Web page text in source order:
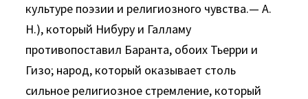
культуре поэзии и религиозного чувства.— А.
Н.), который Нибуру и Галламу
противопоставил Баранта, обоих Тьерри и
Гизо; народ, который оказывает столь
сильное религиозное стремление, который